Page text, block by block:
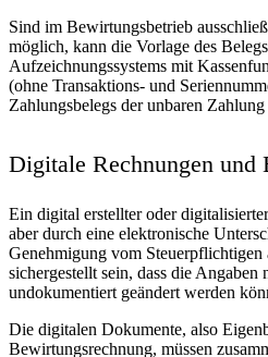
Sind im Bewirtungsbetrieb
möglich, kann die Vorlage des
Aufzeichnungssystems mit
(ohne Transaktions- und
Zahlungsbelegs der unbaren
Digitale Rechnungen und
Ein digital erstellter oder
aber durch eine elektronische
Genehmigung vom Steuerpflichtigen
sichergestellt sein, dass die Angaben
undokumentiert geändert werden
Die digitalen Dokumente, also
Bewirtungsrechnung, müssen